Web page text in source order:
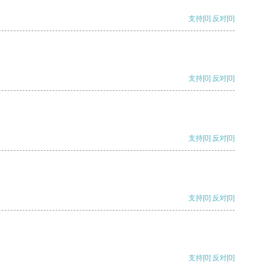
支持[0] 反对[0]
支持[0] 反对[0]
支持[0] 反对[0]
支持[0] 反对[0]
支持[0] 反对[0]